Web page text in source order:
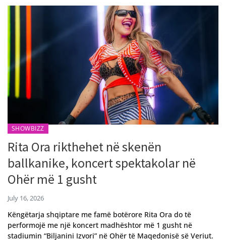
SHOWBIZZ
Rita Ora rikthehet në skenën
ballkanike, koncert spektakolar në
Ohër më 1 gusht
July 16, 2026
Këngëtarja shqiptare me famë botërore Rita Ora do të
performojë me një koncert madhështor më 1 gusht në
stadiumin “Biljanini Izvori” në Ohër të Maqedonisë së Veriut.